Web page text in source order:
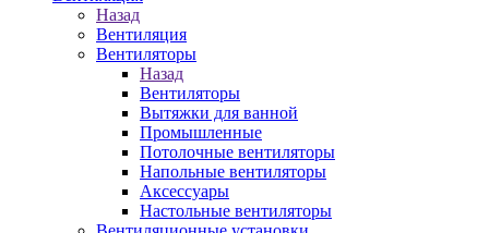
Назад
Вентиляция
Вентиляторы
Назад
Вентиляторы
Вытяжки для ванной
Промышленные
Потолочные вентиляторы
Напольные вентиляторы
Аксессуары
Настольные вентиляторы